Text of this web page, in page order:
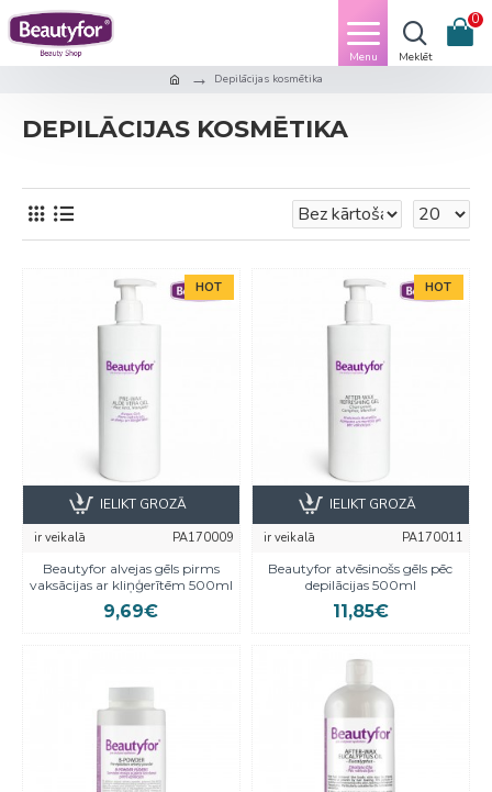
0
Depilācijas kosmētika
DEPILĀCIJAS KOSMĒTIKA
HOT
ir veikalā
PA170009
Beautyfor alvejas gēls pirms
vaksācijas ar kliņģerītēm 500ml
9,69€
IELIKT GROZĀ
HOT
ir veikalā
PA170011
Beautyfor atvēsinošs gēls pēc
depilācijas 500ml
11,85€
IELIKT GROZĀ